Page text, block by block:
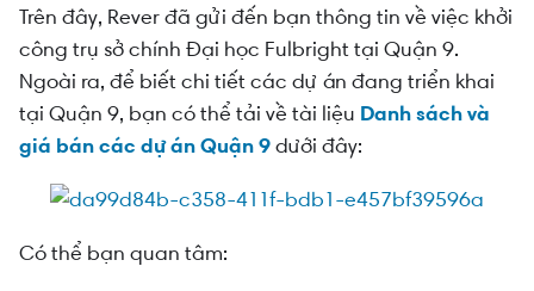
Trên đây, Rever đã gửi đến bạn thông tin về việc khởi
công trụ sở chính Đại học Fulbright tại Quận 9.
Ngoài ra, để biết chi tiết các dự án đang triển khai
tại Quận 9, bạn có thể tải về tài liệu Danh sách và
giá bán các dự án Quận 9dưới đây:
Có thể bạn quan tâm: